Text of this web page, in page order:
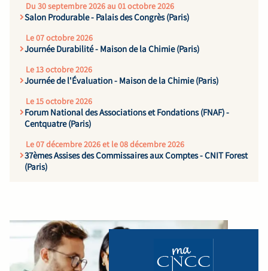
Du 30 septembre 2026 au 01 octobre 2026
Salon Produrable - Palais des Congrès (Paris)
Le 07 octobre 2026
Journée Durabilité - Maison de la Chimie (Paris)
Le 13 octobre 2026
Journée de l'Évaluation - Maison de la Chimie (Paris)
Le 15 octobre 2026
Forum National des Associations et Fondations (FNAF) -
Centquatre (Paris)
Le 07 décembre 2026 et le 08 décembre 2026
37èmes Assises des Commissaires aux Comptes - CNIT Forest
(Paris)